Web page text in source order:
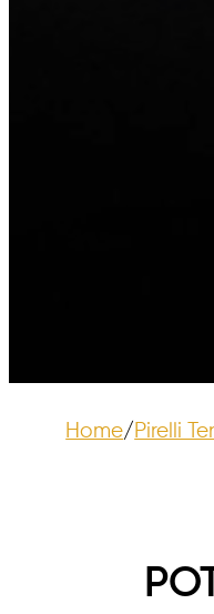
Home/ Pirelli